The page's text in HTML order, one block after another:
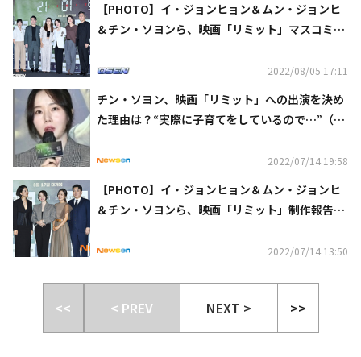
【PHOTO】イ・ジョンヒョン＆ムン・ジョンヒ
＆チン・ソヨンら、映画「リミット」マスコミ向
2022/08/05 17:11
チン・ソヨン、映画「リミット」への出演を決め
た理由は？“実際に子育てをしているので…”（総
2022/07/14 19:58
【PHOTO】イ・ジョンヒョン＆ムン・ジョンヒ
＆チン・ソヨンら、映画「リミット」制作報告会
2022/07/14 13:50
<< < PREV NEXT > >>